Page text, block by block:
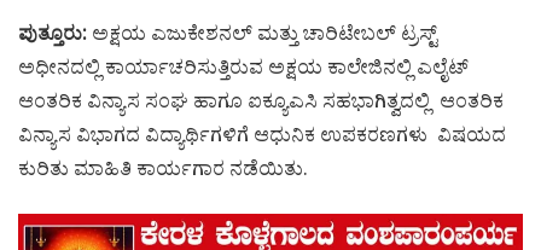
ಪುತ್ತೂರು:ಅಕ್ಷಯ ಎಜುಕೇಶನಲ್ ಮತ್ತು ಚಾರಿಟೇಬಲ್ ಟ್ರಸ್ಟ್
ಅಧೀನದಲ್ಲಿ ಕಾರ್ಯಾಚರಿಸುತ್ತಿರುವ ಅಕ್ಷಯ ಕಾಲೇಜಿನಲ್ಲಿ ಎಲೈಟ್
ಆಂತರಿಕ ವಿನ್ಯಾಸ ಸಂಘ ಹಾಗೂ ಐಕ್ಯೂಎಸಿ ಸಹಭಾಗಿತ್ವದಲ್ಲಿ ಆಂತರಿಕ
ವಿನ್ಯಾಸ ವಿಭಾಗದ ವಿದ್ಯಾರ್ಥಿಗಳಿಗೆ ಆಧುನಿಕ ಉಪಕರಣಗಳು ವಿಷಯದ
ಕುರಿತು ಮಾಹಿತಿ ಕಾರ್ಯಗಾರ ನಡೆಯಿತು.